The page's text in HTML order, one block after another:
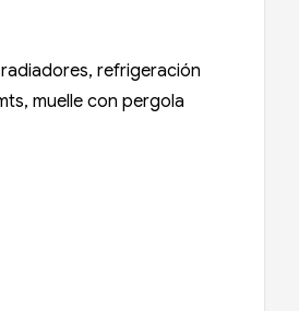
refrigeración
muelle con pergola